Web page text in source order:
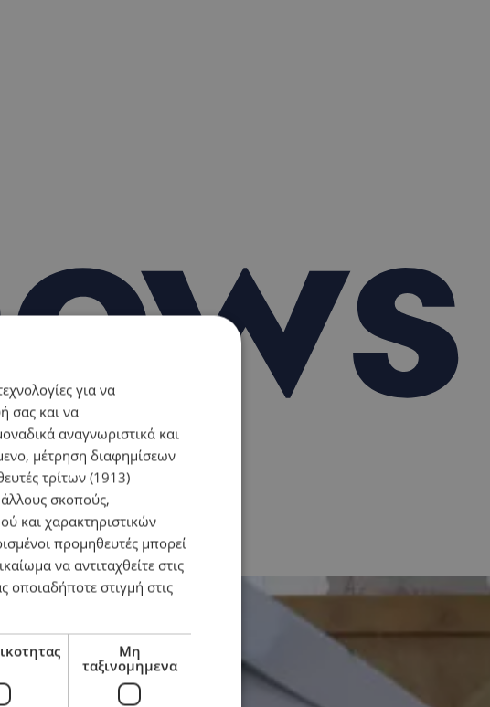
για να
σας και να
αναγνωριστικά και
μέτρηση διαφημίσεων
τρίτων (1913)
άλλους σκοπούς,
και χαρακτηριστικών
προμηθευτές μπορεί
να αντιταχθείτε στις
οποιαδήποτε στιγμή στις
Μη
ταξινομημενα